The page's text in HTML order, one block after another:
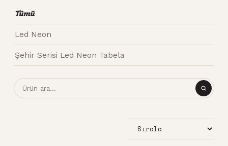
Tümü
Led Neon
Şehir Serisi Led Neon Tabela